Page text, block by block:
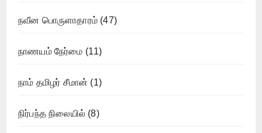
நவீன பொருளாதாரம் (47)
நாணயம் நேர்மை (11)
நாம் தமிழர் சீமான் (1)
நிர்பந்த நிலையில் (8)